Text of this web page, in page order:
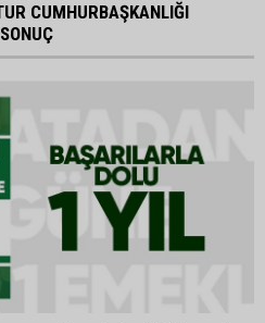
CUMHURBAŞKANLIĞI